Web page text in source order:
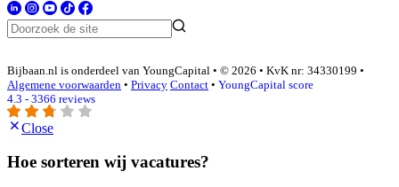
Bijbaan.nl is onderdeel van YoungCapital • © 2026 • KvK nr: 34330199 •
Algemene voorwaarden • Privacy Contact • YoungCapital score
4.3 - 3366 reviews
Close
Hoe sorteren wij vacatures?